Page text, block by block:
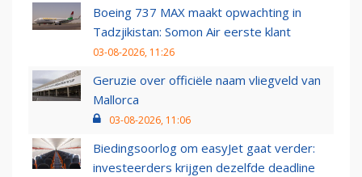
Boeing 737 MAX maakt opwachting in
Tadzjikistan: Somon Air eerste klant
03-08-2026, 11:26
Geruzie over officiële naam vliegveld van
Mallorca
03-08-2026, 11:06
Biedingsoorlog om easyJet gaat verder:
investeerders krijgen dezelfde deadline